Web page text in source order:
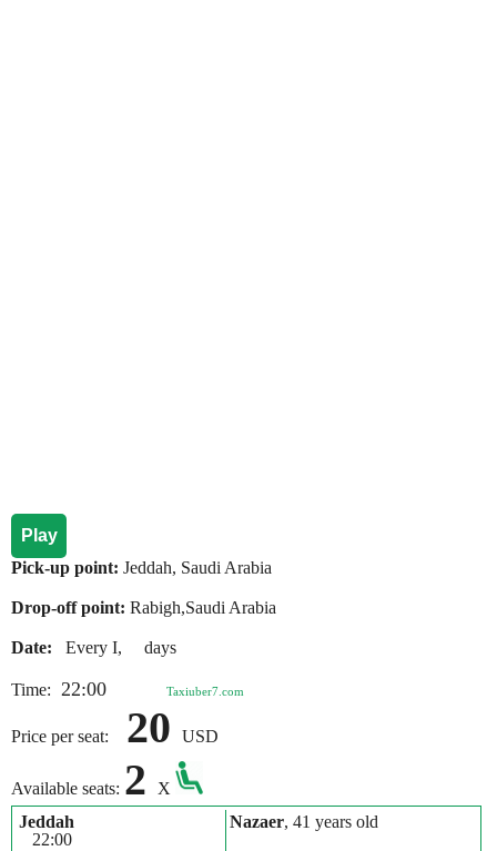
Play
Pick-up point: Jeddah, Saudi Arabia
Drop-off point: Rabigh,Saudi Arabia
Date: Every I, days
Time: 22:00 Taxiuber7.com
Price per seat: 20 USD
Available seats: 2
X
Jeddah
22:00
Nazaer, 41 years old